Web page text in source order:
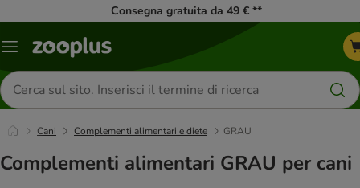
Consegna gratuita da 49 € **
Overview
Cerca
prodotti
Cani Complementi alimentari e diete GRAU
Complementi alimentari GRAU per cani